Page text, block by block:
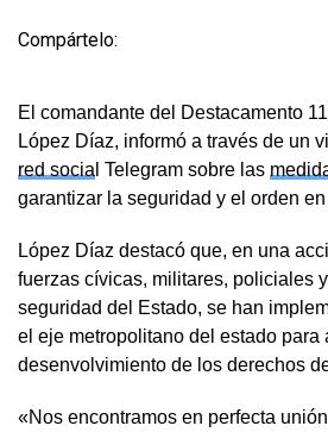
Compártelo:
El comandante del Destacamento
López Díaz, informó a través de un
red socia l Telegram sobre las
garantizar la seguridad y el orden
López Díaz destacó que, en una
fuerzas cívicas, militares, policiales
seguridad del Estado, se han
el eje metropolitano del estado para
desenvolvimiento de los derechos
«Nos encontramos en perfecta